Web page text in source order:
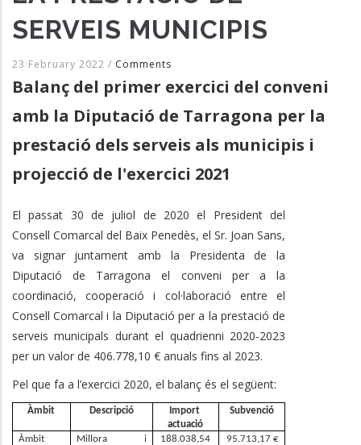
SERVEIS MUNICIPIS
23 February 2022 / Comments
Balanç del primer exercici del conveni
amb la Diputació de Tarragona per la
prestació dels serveis als municipis i
projecció de l'exercici 2021
El passat 30 de juliol de 2020 el President del
Consell Comarcal del Baix Penedès, el Sr. Joan Sans,
va signar juntament amb la Presidenta de la
Diputació de Tarragona el conveni per a la
coordinació, cooperació i col·laboració entre el
Consell Comarcal i la Diputació per a la prestació de
serveis municipals durant el quadrienni 2020-2023
per un valor de 406.778,10 € anuals fins al 2023.
Pel que fa a l’exercici 2020, el balanç és el següent:
Àmbit Descripció
Import
actuació
Subvenció
Àmbit
Millora i
188.038,54
95.713,17 €